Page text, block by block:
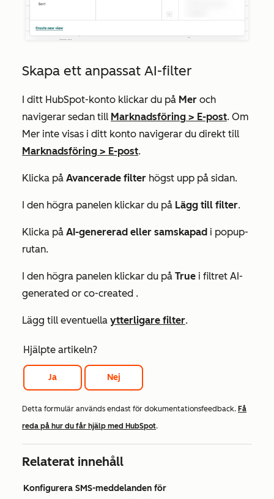
Skapa ett anpassat AI-filter
I ditt HubSpot-konto klickar du på Mer och
navigerar sedan till Marknadsföring > E-post. Om
Mer inte visas i ditt konto navigerar du direkt till
Marknadsföring > E-post.
Klicka på Avancerade filter högst upp på sidan.
I den högra panelen klickar du på Lägg till filter.
Klicka på AI-genererad eller samskapad i popup-
rutan.
I den högra panelen klickar du på True i filtret AI-
generated or co-created .
Lägg till eventuella ytterligare filter.
Hjälpte artikeln?
Ja Nej
Detta formulär används endast för dokumentationsfeedback. Få
reda på hur du får hjälp med HubSpot.
Relaterat innehåll
Konfigurera SMS-meddelanden för